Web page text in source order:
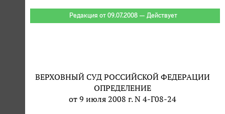
Редакция от 09.07.2008 — Действует
ВЕРХОВНЫЙ СУД РОССИЙСКОЙ ФЕДЕРАЦИИ
ОПРЕДЕЛЕНИЕ
от 9 июля 2008 г. N 4-Г08-24